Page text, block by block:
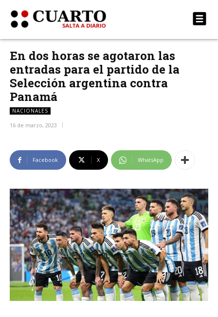
En dos horas se agotaron las
entradas para el partido de la
Selección argentina contra
Panamá
NACIONALES
16 de marzo, 2023
Facebook X WhatsApp